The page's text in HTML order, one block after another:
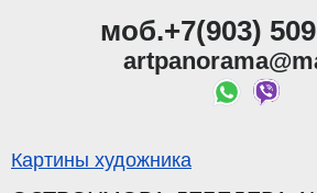
моб.+7(903)
Картины художника